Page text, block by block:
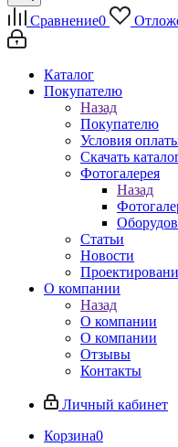
Сравнение0
Каталог
Покупателю
Назад
Покупателю
Условия
Скачать
Фотогалерея
Назад
Статьи
Новости
О компании
Назад
О компании
О компании
Отзывы
Контакты
Личный кабинет
Корзина0